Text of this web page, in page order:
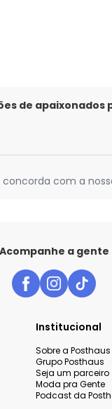
de apaixonados
com a
Acompanhe a gente
Institucional
Sobre a Posthaus
Grupo Posthaus
Seja um parceiro
Moda pra Gente
Podcast da